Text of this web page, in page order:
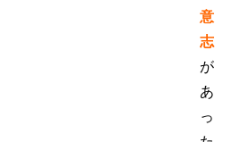
意
志
が
あ
っ